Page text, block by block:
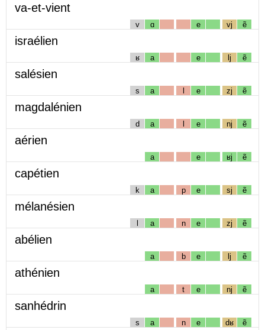
va-et-vient
v ɑ e vj ẽ
israélien
ʁ a e lj ẽ
salésien
s a l e zj ẽ
magdalénien
d a l e nj ẽ
aérien
a e ʁj ẽ
capétien
k a p e sj ẽ
mélanésien
l a n e zj ẽ
abélien
a b e lj ẽ
athénien
a t e nj ẽ
sanhédrin
s a n e dʁ ẽ